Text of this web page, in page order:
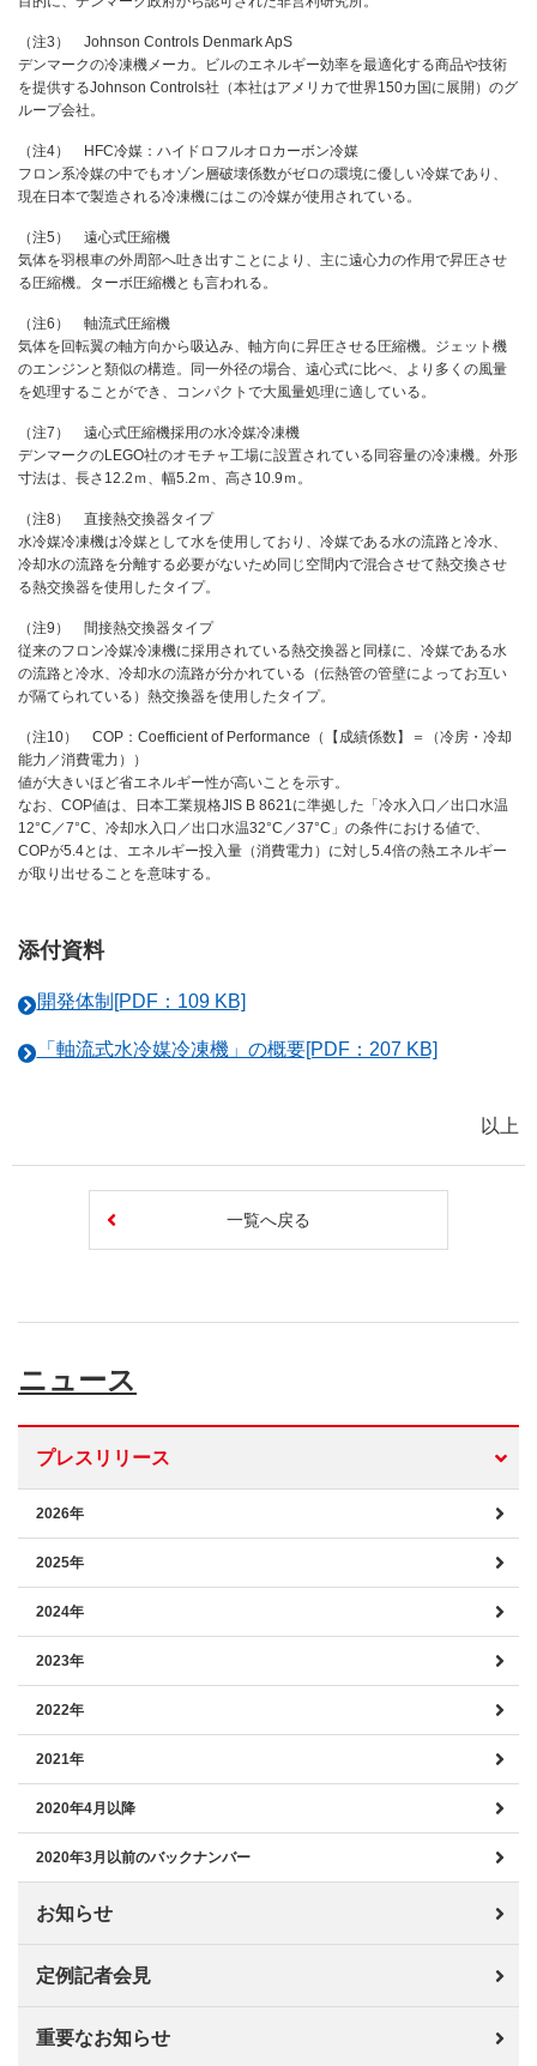
（注3） Johnson Controls Denmark ApS
デンマークの冷凍機メーカ。ビルのエネルギー効率を最適化する商品や技術
を提供するJohnson Controls社（本社はアメリカで世界150カ国に展開）のグ
ループ会社。
（注4） HFC冷媒：ハイドロフルオロカーボン冷媒
フロン系冷媒の中でもオゾン層破壊係数がゼロの環境に優しい冷媒であり、
現在日本で製造される冷凍機にはこの冷媒が使用されている。
（注5） 遠心式圧縮機
気体を羽根車の外周部へ吐き出すことにより、主に遠心力の作用で昇圧させ
る圧縮機。ターボ圧縮機とも言われる。
（注6） 軸流式圧縮機
気体を回転翼の軸方向から吸込み、軸方向に昇圧させる圧縮機。ジェット機
のエンジンと類似の構造。同一外径の場合、遠心式に比べ、より多くの風量
を処理することができ、コンパクトで大風量処理に適している。
（注7） 遠心式圧縮機採用の水冷媒冷凍機
デンマークのLEGO社のオモチャ工場に設置されている同容量の冷凍機。外形
寸法は、長さ12.2ｍ、幅5.2ｍ、高さ10.9ｍ。
（注8） 直接熱交換器タイプ
水冷媒冷凍機は冷媒として水を使用しており、冷媒である水の流路と冷水、
冷却水の流路を分離する必要がないため同じ空間内で混合させて熱交換させ
る熱交換器を使用したタイプ。
（注9） 間接熱交換器タイプ
従来のフロン冷媒冷凍機に採用されている熱交換器と同様に、冷媒である水
の流路と冷水、冷却水の流路が分かれている（伝熱管の管壁によってお互い
が隔てられている）熱交換器を使用したタイプ。
（注10） COP：Coefficient of Performance（【成績係数】＝（冷房・冷却
能力／消費電力））
値が大きいほど省エネルギー性が高いことを示す。
なお、COP値は、日本工業規格JIS B 8621に準拠した「冷水入口／出口水温
12°C／7°C、冷却水入口／出口水温32°C／37°C」の条件における値で、
COPが5.4とは、エネルギー投入量（消費電力）に対し5.4倍の熱エネルギー
が取り出せることを意味する。
添付資料
開発体制[PDF：109 KB]
「軸流式水冷媒冷凍機」の概要[PDF：207 KB]
以上
一覧へ戻る
ニュース
プレスリリース
2026年
2025年
2024年
2023年
2022年
2021年
2020年4月以降
2020年3月以前のバックナンバー
お知らせ
定例記者会見
重要なお知らせ